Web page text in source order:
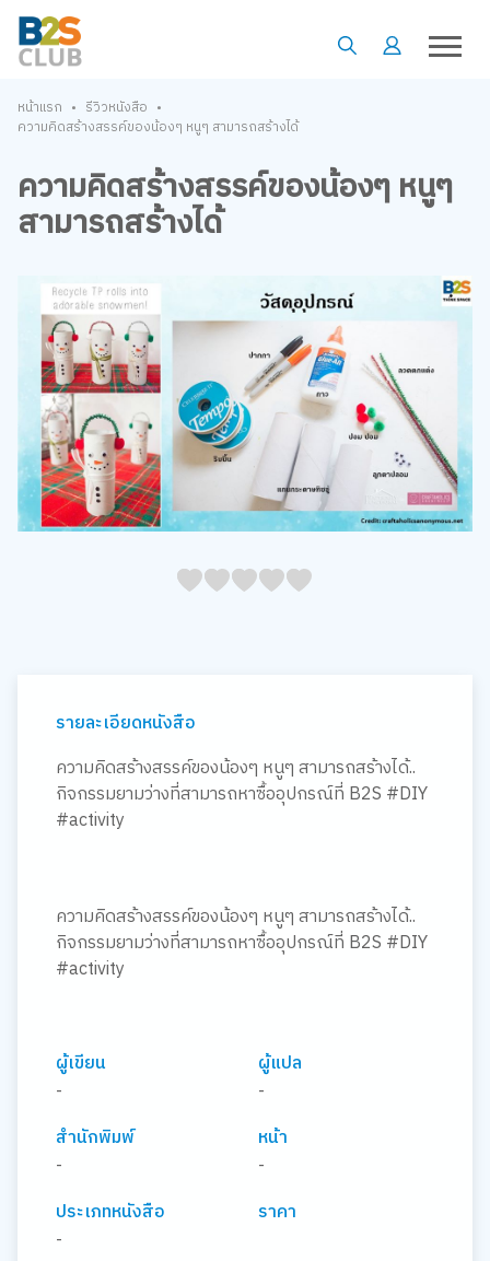
หน้าแรก • รีวิวหนังสือ •
ความคิดสร้างสรรค์ของน้องๆ หนูๆ สามารถสร้างได้
ความคิดสร้างสรรค์ของน้องๆ หนูๆ
สามารถสร้างได้
45
4
35
3
25
2
15
1
05
รายละเอียดหนังสือ
ความคิดสร้างสรรค์ของน้องๆ หนูๆ สามารถสร้างได้..
กิจกรรมยามว่างที่สามารถหาซื้ออุปกรณ์ที่ B2S #DIY
#activity
ความคิดสร้างสรรค์ของน้องๆ หนูๆ สามารถสร้างได้..
กิจกรรมยามว่างที่สามารถหาซื้ออุปกรณ์ที่ B2S #DIY
#activity
ผู้เขียน
-
ผู้แปล
-
สำนักพิมพ์
-
หน้า
-
ประเภทหนังสือ
-
ราคา